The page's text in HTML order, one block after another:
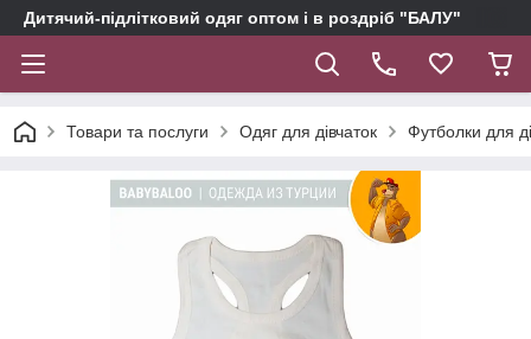
Дитячий-підлітковий одяг оптом і в роздріб "БАЛУ"
Товари та послуги Одяг для дівчаток Футболки для